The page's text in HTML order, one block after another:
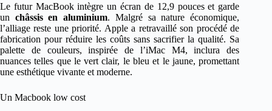
Le futur MacBook intègre un écran de 12,9 pouces et garde
un châssis en aluminium. Malgré sa nature économique,
l’alliage reste une priorité. Apple a retravaillé son procédé de
fabrication pour réduire les coûts sans sacrifier la qualité. Sa
palette de couleurs, inspirée de l’iMac M4, inclura des
nuances telles que le vert clair, le bleu et le jaune, promettant
une esthétique vivante et moderne.
Un Macbook low cost